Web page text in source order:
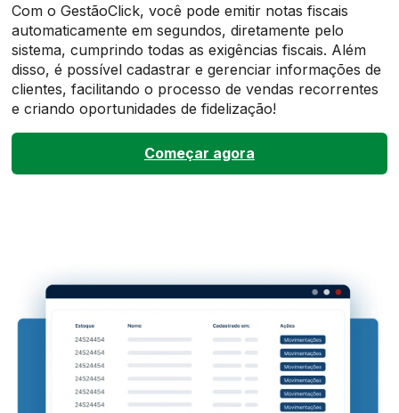
Com o GestãoClick, você pode emitir notas fiscais
automaticamente em segundos, diretamente pelo
sistema, cumprindo todas as exigências fiscais. Além
disso, é possível cadastrar e gerenciar informações de
clientes, facilitando o processo de vendas recorrentes
e criando oportunidades de fidelização!
Começar agora